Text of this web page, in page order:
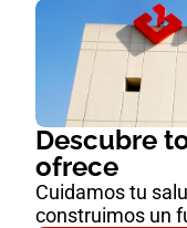
Descubre
ofrece
Cuidamos tu
construimos un